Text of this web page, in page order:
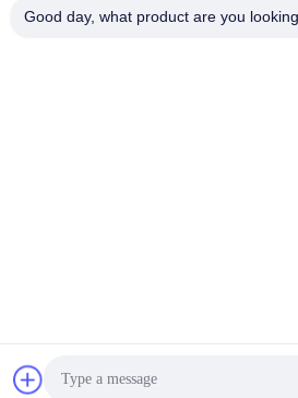
Adres
makine Tedarikçi. Telif hakkı ©
Beauty Equipment Co.,Ltd. . Tüm
Good day, what product are you